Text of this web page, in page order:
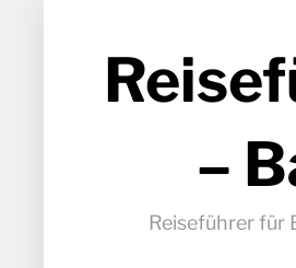
–
Reiseführer für